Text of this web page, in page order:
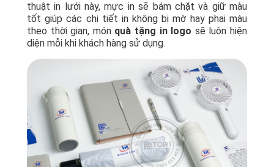
thuật in lưới này, mực in sẽ bám chặt và giữ màu
tốt giúp các chi tiết in không bị mờ hay phai màu
theo thời gian, món quà tặng in logo sẽ luôn hiện
diện mỗi khi khách hàng sử dụng.